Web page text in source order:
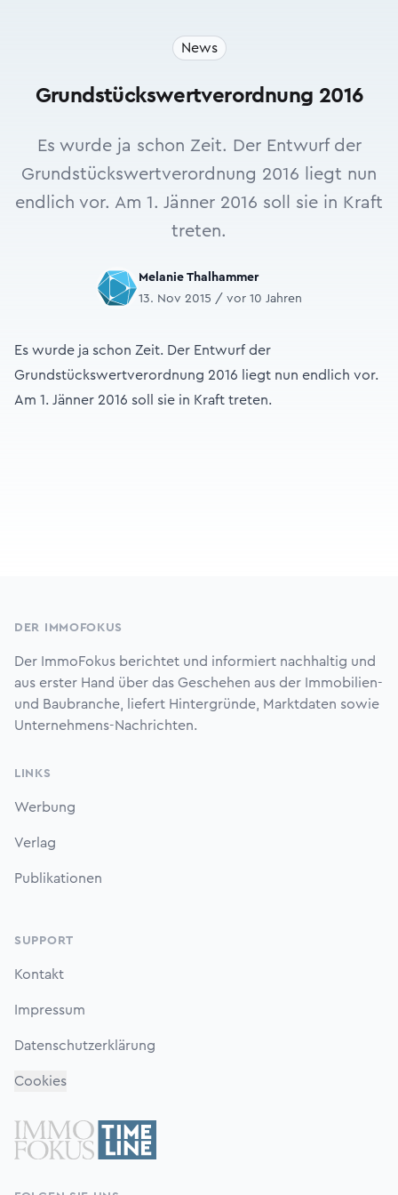
News
Grundstückswertverordnung 2016
Es wurde ja schon Zeit. Der Entwurf der
Grundstückswertverordnung 2016 liegt nun
endlich vor. Am 1. Jänner 2016 soll sie in Kraft
treten.
Melanie Thalhammer
13. Nov 2015 / vor 10 Jahren
Es wurde ja schon Zeit. Der Entwurf der
Grundstückswertverordnung 2016 liegt nun endlich vor.
Am 1. Jänner 2016 soll sie in Kraft treten.
DER IMMOFOKUS
Der ImmoFokus berichtet und informiert nachhaltig und
aus erster Hand über das Geschehen aus der Immobilien-
und Baubranche, liefert Hintergründe, Marktdaten sowie
Unternehmens-Nachrichten.
LINKS
Werbung
Verlag
Publikationen
SUPPORT
Kontakt
Impressum
Datenschutzerklärung
Cookies